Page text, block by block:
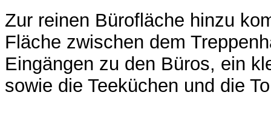
Zur reinen Bürofläche hinzu
Fläche zwischen dem
Eingängen zu den Büros, ein
sowie die Teeküchen und die